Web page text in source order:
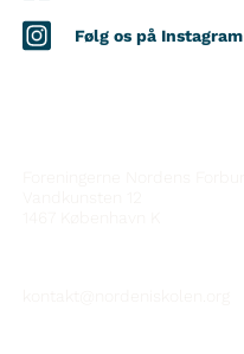
Følg os på Instagram